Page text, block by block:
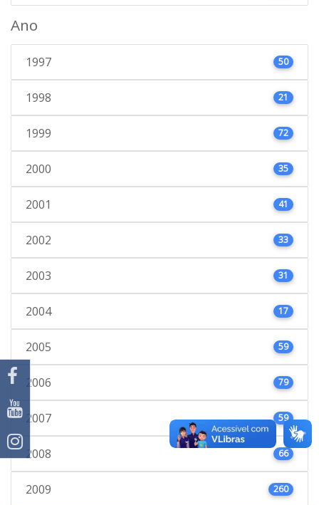
Ano
1997 50
1998 21
1999 72
2000 35
2001 41
2002 33
2003 31
2004 17
2005 59
2006 79
2007 59
2008 66
2009 260